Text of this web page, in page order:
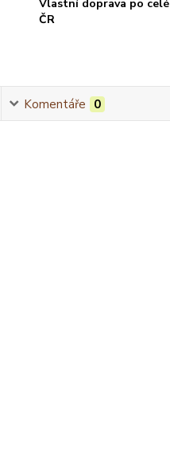
Vlastní doprava po celé
ČR
Komentáře 0